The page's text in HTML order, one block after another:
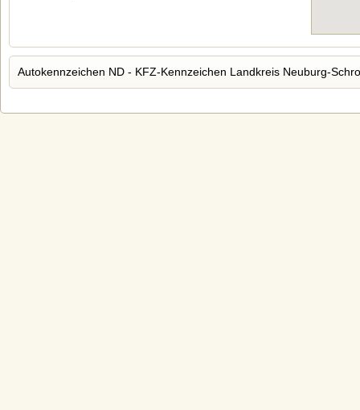
Autokennzeichen ND - KFZ-Kennzeichen Landkreis Neuburg-